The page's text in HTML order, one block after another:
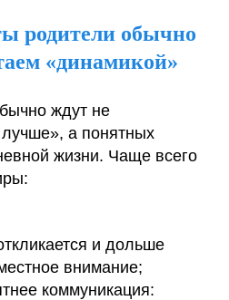
родители обычно
«динамикой»
ждут не
лучше», а понятных
жизни. Чаще всего
и дольше
внимание;
коммуникация: